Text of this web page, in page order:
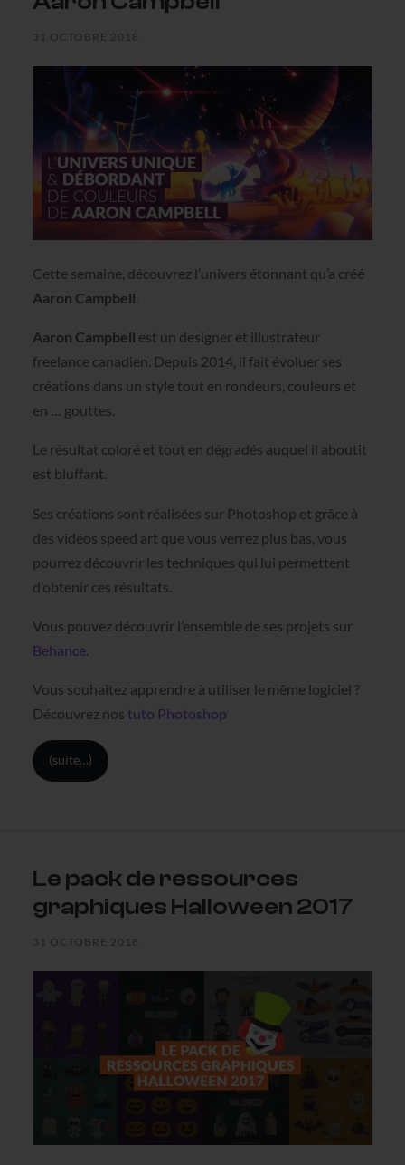
31 OCTOBRE 2018
Cette semaine, découvrez l’univers étonnant qu’a créé
Aaron Campbell.
Aaron Campbell est un designer et illustrateur
freelance canadien. Depuis 2014, il fait évoluer ses
créations dans un style tout en rondeurs, couleurs et
en … gouttes.
Le résultat coloré et tout en dégradés auquel il aboutit
est bluffant.
Ses créations sont réalisées sur Photoshop et grâce à
des vidéos speed art que vous verrez plus bas, vous
pourrez découvrir les techniques qui lui permettent
d’obtenir ces résultats.
Vous pouvez découvrir l’ensemble de ses projets sur
Behance.
Vous souhaitez apprendre à utiliser le même logiciel ?
Découvrez nos tuto Photoshop
(suite…)
Le pack de ressources
graphiques Halloween 2017
31 OCTOBRE 2018